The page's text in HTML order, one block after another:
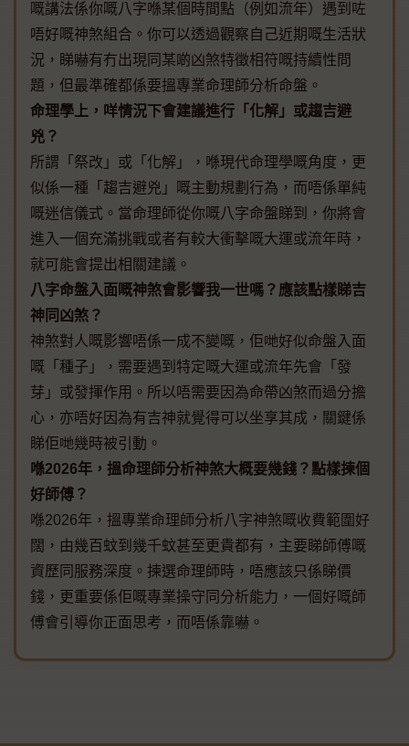
嘅講法係你嘅八字喺某個時間點（例如流年）遇到咗
唔好嘅神煞組合。你可以透過觀察自己近期嘅生活狀
況，睇嚇有冇出現同某啲凶煞特徵相符嘅持續性問
題，但最準確都係要搵專業命理師分析命盤。
命理學上，咩情況下會建議進行「化解」或趨吉避
兇？
所謂「祭改」或「化解」，喺現代命理學嘅角度，更
似係一種「趨吉避兇」嘅主動規劃行為，而唔係單純
嘅迷信儀式。當命理師從你嘅八字命盤睇到，你將會
進入一個充滿挑戰或者有較大衝擊嘅大運或流年時，
就可能會提出相關建議。
八字命盤入面嘅神煞會影響我一世嗎？應該點樣睇吉
神同凶煞？
神煞對人嘅影響唔係一成不變嘅，佢哋好似命盤入面
嘅「種子」，需要遇到特定嘅大運或流年先會「發
芽」或發揮作用。所以唔需要因為命帶凶煞而過分擔
心，亦唔好因為有吉神就覺得可以坐享其成，關鍵係
睇佢哋幾時被引動。
喺2026年，搵命理師分析神煞大概要幾錢？點樣揀個
好師傅？
喺2026年，搵專業命理師分析八字神煞嘅收費範圍好
闊，由幾百蚊到幾千蚊甚至更貴都有，主要睇師傅嘅
資歷同服務深度。揀選命理師時，唔應該只係睇價
錢，更重要係佢嘅專業操守同分析能力，一個好嘅師
傅會引導你正面思考，而唔係靠嚇。